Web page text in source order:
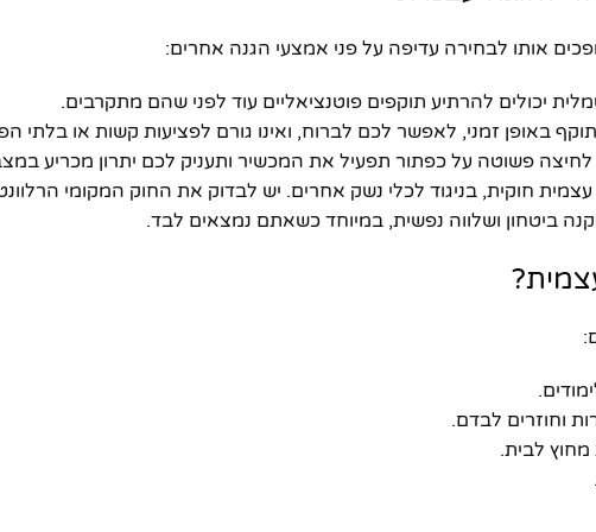
אותו לבחירה עדיפה על פני אמצעי הגנה אחרים:
יכולים להרתיע תוקפים פוטנציאליים עוד לפני שהם מתקרבים.
באופן זמני, לאפשר לכם לברוח, ואינו גורם לפציעות קשות או בלתי
פשוטה על כפתור תפעיל את המכשיר ותעניק לכם יתרון מכריע
חוקית, בניגוד לכלי נשק אחרים. יש לבדוק את החוק המקומי
ביטחון ושלווה נפשית, במיוחד כשאתם נמצאים לבד.
וחוזרים לבדם.
מחוץ לבית.